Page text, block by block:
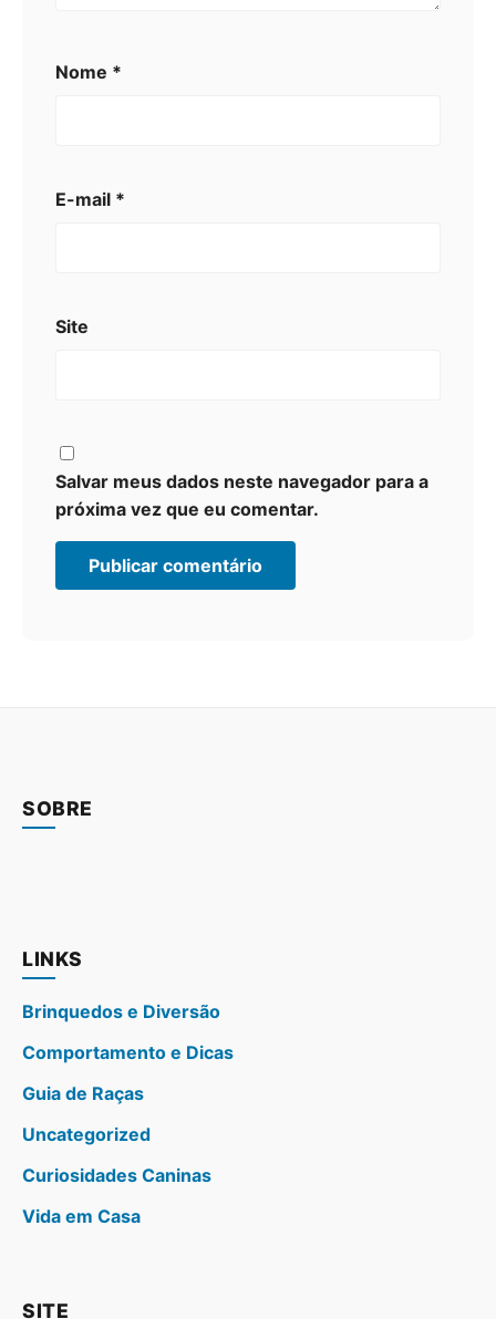
Nome *
E-mail *
Site
Salvar meus dados neste navegador para a
próxima vez que eu comentar.
SOBRE
LINKS
Brinquedos e Diversão
Comportamento e Dicas
Guia de Raças
Uncategorized
Curiosidades Caninas
Vida em Casa
SITE